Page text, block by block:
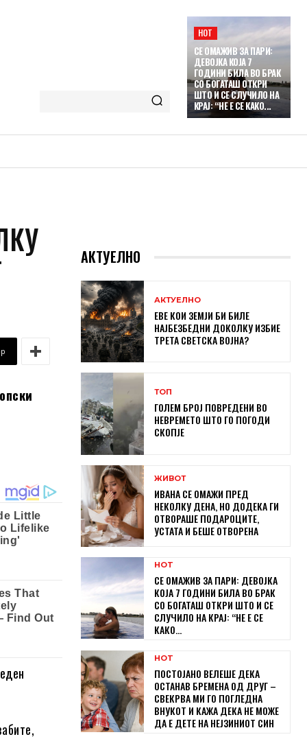
HOT
СЕ ОМАЖИВ ЗА ПАРИ:
ДЕВОЈКА КОЈА 7
ГОДИНИ БИЛА ВО БРАК
СО БОГАТАШ ОТКРИ
ШТО И СЕ СЛУЧИЛО НА
КРАЈ: “НЕ Е СЕ КАКО...
АКТУЕЛНО
АКТУЕЛНО
ЕВЕ КОИ ЗЕМЈИ БИ БИЛЕ
НАЈБЕЗБЕДНИ ДОКОЛКУ ИЗБИЕ
ТРЕТА СВЕТСКА ВОЈНА?
ТОП
ГОЛЕМ БРОЈ ПОВРЕДЕНИ ВО
НЕВРЕМЕТО ШТО ГО ПОГОДИ
СКОПЈЕ
ЖИВОТ
ИВАНА СЕ ОМАЖИ ПРЕД
НЕКОЛКУ ДЕНА, НО ДОДЕКА ГИ
ОТВОРАШЕ ПОДАРОЦИТЕ,
УСТАТА И БЕШЕ ОТВОРЕНА
HOT
СЕ ОМАЖИВ ЗА ПАРИ: ДЕВОЈКА
КОЈА 7 ГОДИНИ БИЛА ВО БРАК
СО БОГАТАШ ОТКРИ ШТО И СЕ
СЛУЧИЛО НА КРАЈ: “НЕ Е СЕ
КАКО...
HOT
ПОСТОЈАНО ВЕЛЕШЕ ДЕКА
ОСТАНАВ БРЕМЕНА ОД ДРУГ –
СВЕКРВА МИ ГО ПОГЛЕДНА
ВНУКОТ И КАЖА ДЕКА НЕ МОЖЕ
ДА Е ДЕТЕ НА НЕЈЗИНИОТ СИН